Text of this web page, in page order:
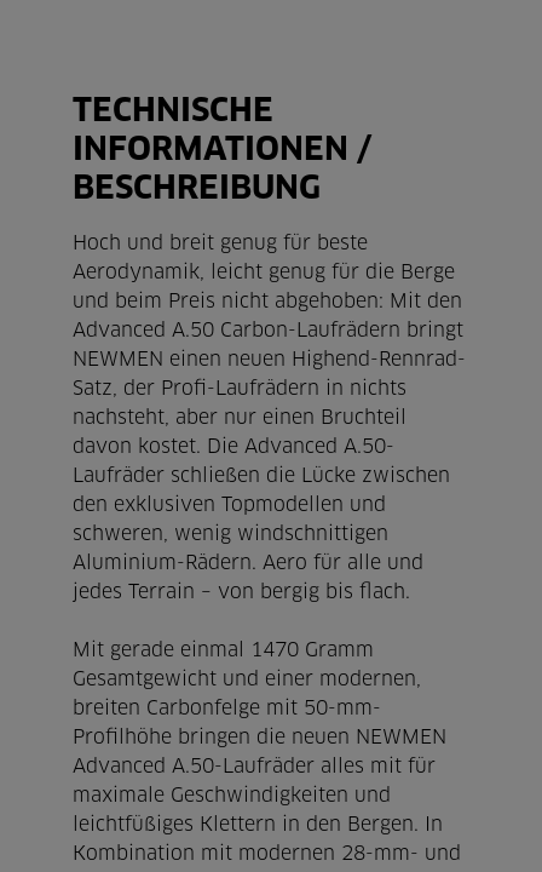
TECHNISCHE
INFORMATIONEN /
BESCHREIBUNG
Hoch und breit genug für beste
Aerodynamik, leicht genug für die Berge
und beim Preis nicht abgehoben: Mit den
Advanced A.50 Carbon-Laufrädern bringt
NEWMEN einen neuen Highend-Rennrad-
Satz, der Profi-Laufrädern in nichts
nachsteht, aber nur einen Bruchteil
davon kostet. Die Advanced A.50-
Laufräder schließen die Lücke zwischen
den exklusiven Topmodellen und
schweren, wenig windschnittigen
Aluminium-Rädern. Aero für alle und
jedes Terrain – von bergig bis flach.
Mit gerade einmal 1470 Gramm
Gesamtgewicht und einer modernen,
breiten Carbonfelge mit 50-mm-
Profilhöhe bringen die neuen NEWMEN
Advanced A.50-Laufräder alles mit für
maximale Geschwindigkeiten und
leichtfüßiges Klettern in den Bergen. In
Kombination mit modernen 28-mm- und